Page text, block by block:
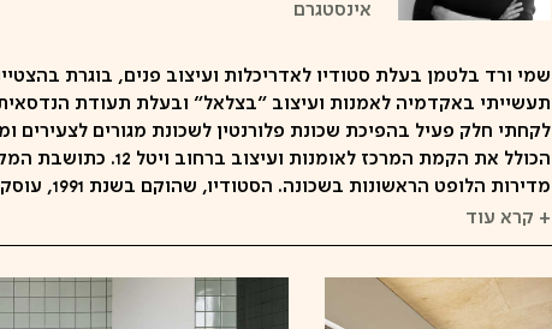
אינסטגרם
שמי ורד בלטמן בעלת סטודיו לאדריכלות ועיצוב פנים, בוגרת
לקחתי חלק פעיל בהפיכת שכונת פלורנטין לשכונת מגורים לצעירים
הכולל את הקמת המרכז לאומנות
מדירות הלופט הראשונות בשכונה. הסטודיו, שהוקם בשנת 1991, עוסק בעיקר…
+ קרא עוד